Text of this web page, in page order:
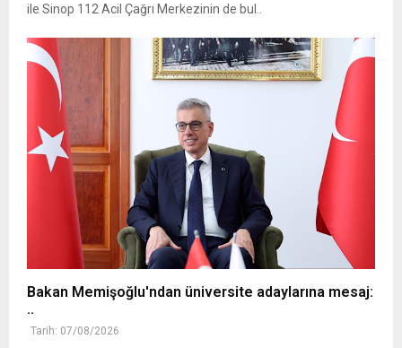
ile Sinop 112 Acil Çağrı Merkezinin de bul..
Bakan Memişoğlu'ndan üniversite adaylarına mesaj:
..
Tarih: 07/08/2026